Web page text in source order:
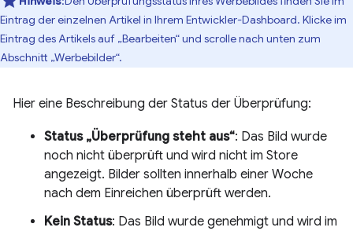
Eintrag der einzelnen Artikel in Ihrem Entwickler-Dashboard. Klicke im
Eintrag des Artikels auf „Bearbeiten“ und scrolle nach unten zum
Abschnitt „Werbebilder“.
Hier eine Beschreibung der Status der Überprüfung:
Status „Überprüfung steht aus“: Das Bild wurde
noch nicht überprüft und wird nicht im Store
angezeigt. Bilder sollten innerhalb einer Woche
nach dem Einreichen überprüft werden.
Kein Status: Das Bild wurde genehmigt und wird im